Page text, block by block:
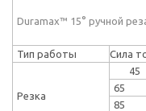
Duramax™ 15° ручной
Тип работы Сила
Резка
45
65
85